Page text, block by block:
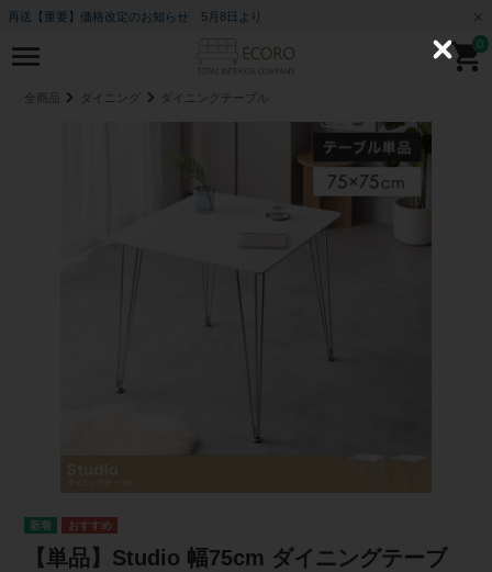
再送【重要】価格改定のお知らせ 5月8日より
0
全商品 ダイニング ダイニングテーブル
【単品】Studio 幅75cm ダイニングテーブ
C